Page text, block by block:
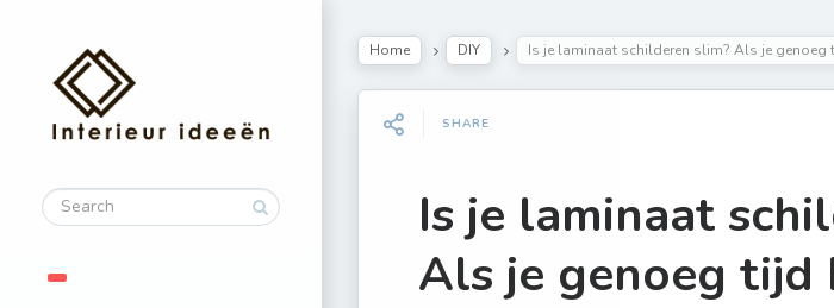
Home DIY Is je laminaat schilderen slim? Als je genoeg
SHARE
Is je laminaat
Als je genoeg tijd